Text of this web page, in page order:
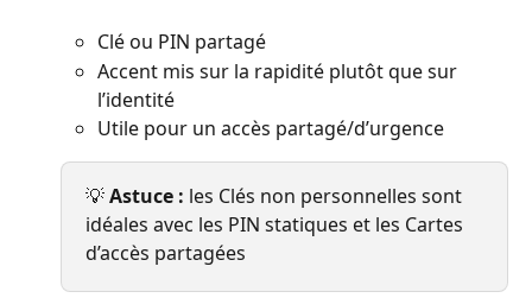
Clé ou PIN partagé
Accent mis sur la rapidité plutôt que sur
l’identité
Utile pour un accès partagé/d’urgence
💡 Astuce : les Clés non personnelles sont
idéales avec les PIN statiques et les Cartes
d’accès partagées